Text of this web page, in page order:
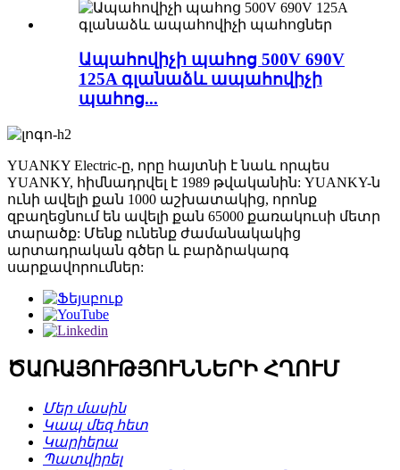
Ապահովիչի պահոց 500V 690V
125A գլանաձև ապահովիչի
պահոց...
YUANKY Electric-ը, որը հայտնի է նաև որպես
YUANKY, հիմնադրվել է 1989 թվականին: YUANKY-ն
ունի ավելի քան 1000 աշխատակից, որոնք
զբաղեցնում են ավելի քան 65000 քառակուսի մետր
տարածք: Մենք ունենք ժամանակակից
արտադրական գծեր և բարձրակարգ
սարքավորումներ:
ԾԱՌԱՅՈՒԹՅՈՒՆՆԵՐԻ ՀՂՈՒՄ
Մեր մասին
Կապ մեզ հետ
Կարիերա
Պատվիրել